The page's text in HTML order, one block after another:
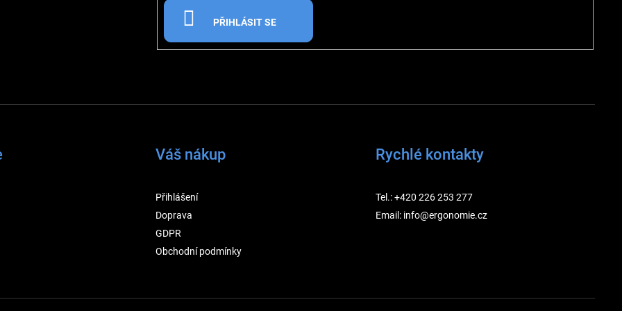
PŘIHLÁSIT SE
Váš nákup
Přihlášení
Doprava
GDPR
Obchodní podmínky
Rychlé kontakty
Tel.: +420 226 253 277
Email: info@ergonomie.cz